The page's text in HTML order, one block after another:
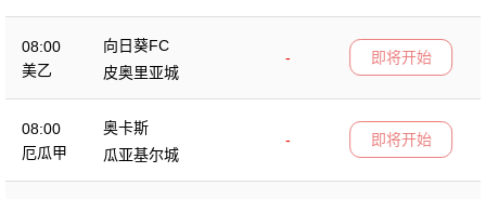
08:00
美乙
向日葵FC
-
皮奥里亚城
即将开始
08:00
厄瓜甲
奥卡斯
-
瓜亚基尔城
即将开始